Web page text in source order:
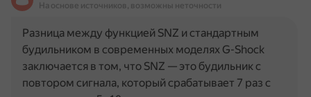
На основе источников, возможны неточности
Разница между функцией SNZ и стандартным
будильником в современных моделях G-Shock
заключается в том, что SNZ — это будильник с
повтором сигнала, который срабатывает 7 раз с